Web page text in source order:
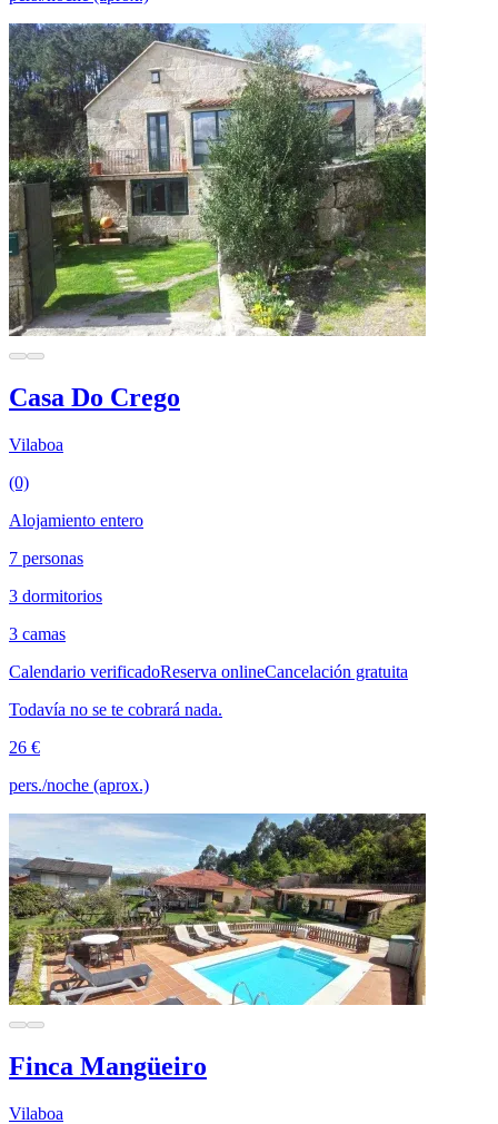
Casa Do Crego
Vilaboa
(0)
Alojamiento entero
7 personas
3 dormitorios
3 camas
Calendario verificadoReserva onlineCancelación gratuita
Todavía no se te cobrará nada.
26 €
pers./noche (aprox.)
Finca Mangüeiro
Vilaboa